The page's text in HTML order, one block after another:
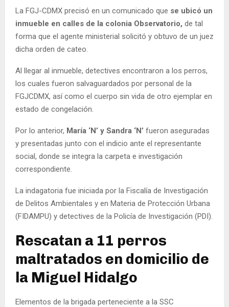
La FGJ-CDMX precisó en un comunicado que se ubicó un
inmueble en calles de la colonia Observatorio, de tal
forma que el agente ministerial solicitó y obtuvo de un juez
dicha orden de cateo.
Al llegar al inmueble, detectives encontraron a los perros,
los cuales fueron salvaguardados por personal de la
FGJCDMX, así como el cuerpo sin vida de otro ejemplar en
estado de congelación.
Por lo anterior, María ‘N’ y Sandra ‘N’ fueron aseguradas
y presentadas junto con el indicio ante el representante
social, donde se integra la carpeta e investigación
correspondiente.
La indagatoria fue iniciada por la Fiscalía de Investigación
de Delitos Ambientales y en Materia de Protección Urbana
(FIDAMPU) y detectives de la Policía de Investigación (PDI).
Rescatan a 11 perros
maltratados en domicilio de
la Miguel Hidalgo
Elementos de la brigada perteneciente a la SSC